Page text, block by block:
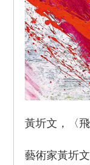
黃圻文，〈
藝術家黃圻